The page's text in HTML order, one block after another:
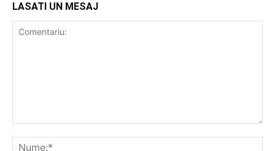
LASATI UN MESAJ